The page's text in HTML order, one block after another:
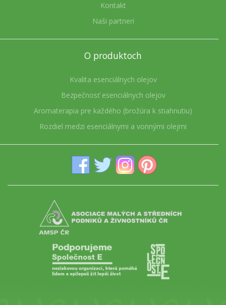
Kontakt
Naši partneri
O produktoch
Kvalita esenciálnych olejov
Bezpečnosť esenciálnych olejov
Aromaterapia pre každého (brožúra k stiahnutiu)
Rozdiel medzi esenciálnymi a vonnými olejmi